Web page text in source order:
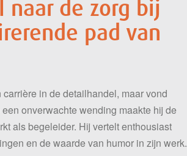
naar de zorg bij
pad van
in de detailhandel, maar vond
onverwachte wending maakte hij de
als begeleider. Hij vertelt enthousiast
en de waarde van humor in zijn werk.